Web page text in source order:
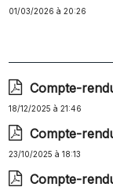
01/03/2026 à 20:26
Compte-
18/12/2025 à 21:46
Compte-
23/10/2025 à 18:13
Compte-